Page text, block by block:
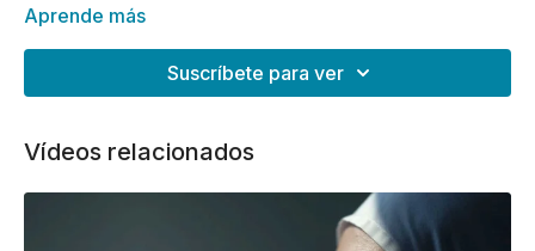
Aprende más
Suscríbete para ver
Vídeos relacionados